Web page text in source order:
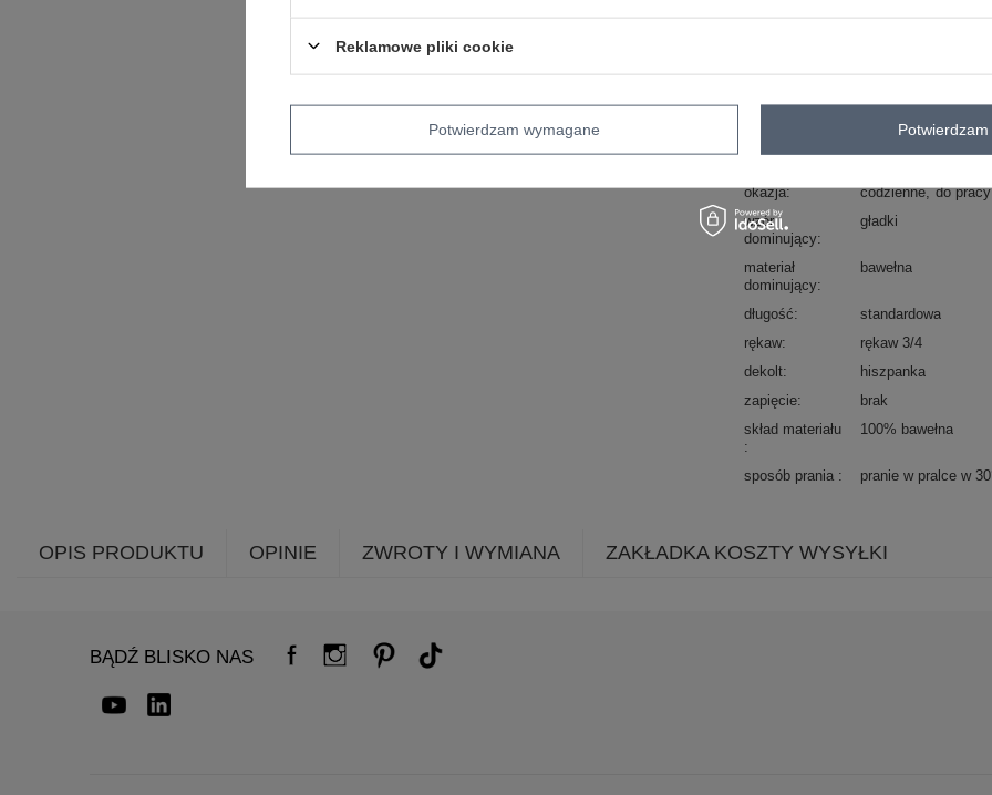
Marka
WESTEENE
bluzka dopasowana
okazja
codzienne do pracy
wzór
dominujący
gładki
materiał
dominujący
bawełna
długość
standardowa
rękaw
rękaw 3/4
dekolt
hiszpanka
zapięcie
brak
skład materiału
100% bawełna
sposób prania pranie w pralce w
OPIS PRODUKTU OPINIE ZWROTY I WYMIANA ZAKŁADKA KOSZTY WYSYŁKI
BĄDŹ BLISKO NAS
Reklamowe pliki cookie
Potwierdzam wymagane